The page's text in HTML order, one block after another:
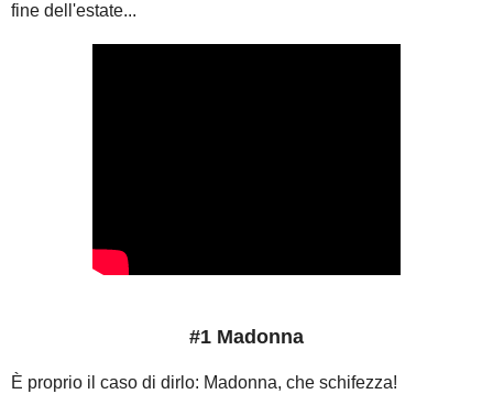
fine dell'estate...
#1 Madonna
È proprio il caso di dirlo: Madonna, che schifezza!